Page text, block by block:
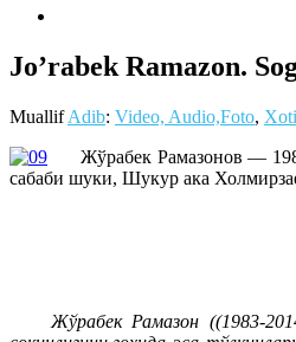
Jo’rabek Ramazon.
MuallifAdib: Video, Audio,Foto,
Жўрабек Рамазонов —
сабаби шуки, Шукур ака
Жўрабек Рамазон ((1983-2014)